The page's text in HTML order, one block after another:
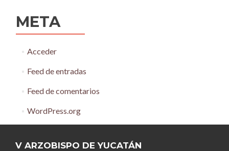
META
Acceder
Feed de entradas
Feed de comentarios
WordPress.org
V ARZOBISPO DE YUCATÁN